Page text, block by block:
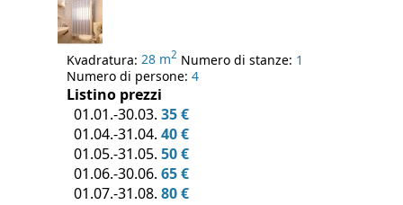
Kvadratura: 28 m2 Numero di stanze: 1
Numero di persone: 4
Listino prezzi
01.01.-30.03. 35 €
01.04.-31.04. 40 €
01.05.-31.05. 50 €
01.06.-30.06. 65 €
01.07.-31.08. 80 €